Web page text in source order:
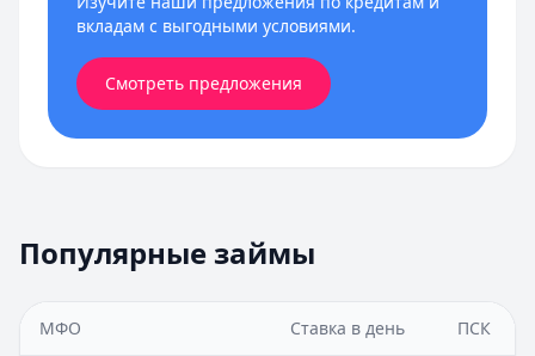
вкладам с выгодными условиями.
Смотреть предложения
Популярные займы
МФО Ставка в день ПСК